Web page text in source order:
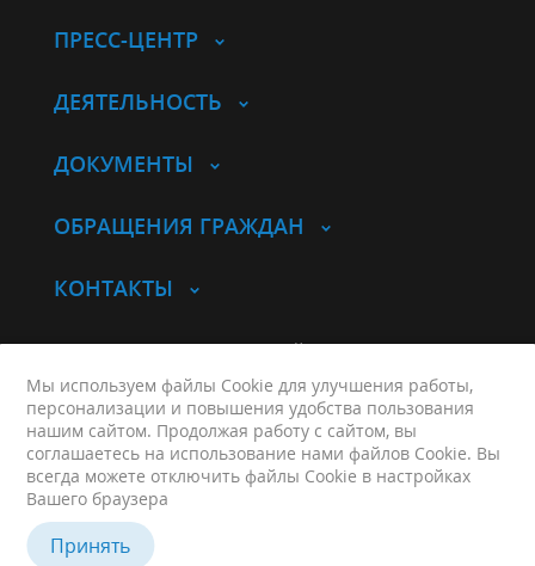
ПРЕСС-ЦЕНТР
ДЕЯТЕЛЬНОСТЬ
ДОКУМЕНТЫ
ОБРАЩЕНИЯ ГРАЖДАН
КОНТАКТЫ
© Комитет по молодежной политике
Курганской области
Контакты
Карта сайта
г. Курган, ул. Гоголя, д. 61
+7 (3522) 42-90-74
Мы используем файлы Cookie для улучшения работы,
персонализации и повышения удобства пользования
нашим сайтом. Продолжая работу с сайтом, вы
соглашаетесь на использование нами файлов Cookie. Вы
всегда можете отключить файлы Cookie в настройках
Вашего браузера
Принять